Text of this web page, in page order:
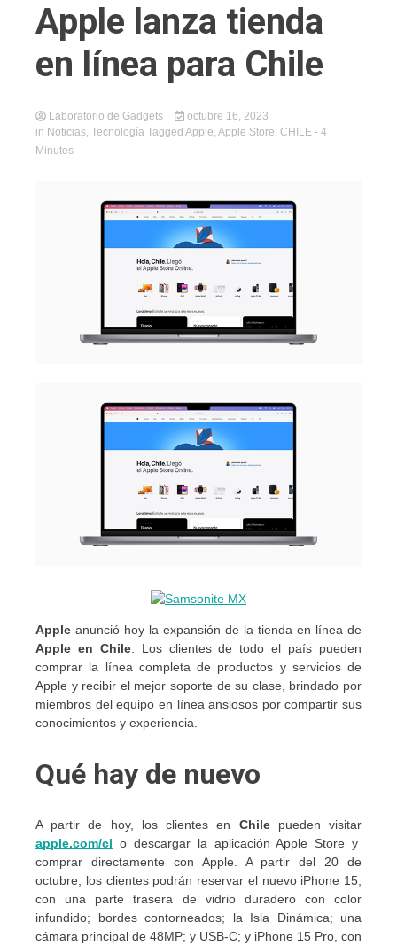
Apple lanza tienda
en línea para Chile
Laboratorio de Gadgets
octubre 16, 2023
in Noticias, Tecnología Tagged Apple, Apple Store, CHILE - 4
Minutes
Apple anunció hoy la expansión de la tienda en línea de
Apple en Chile. Los clientes de todo el país pueden
comprar la línea completa de productos y servicios de
Apple y recibir el mejor soporte de su clase, brindado por
miembros del equipo en línea ansiosos por compartir sus
conocimientos y experiencia.
Qué hay de nuevo
A partir de hoy, los clientes en Chile pueden visitar
apple.com/cl o descargar la aplicación Apple Store y
comprar directamente con Apple. A partir del 20 de
octubre, los clientes podrán reservar el nuevo iPhone 15,
con una parte trasera de vidrio duradero con color
infundido; bordes contorneados; la Isla Dinámica; una
cámara principal de 48MP; y USB-C; y iPhone 15 Pro, con